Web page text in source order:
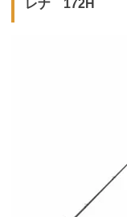
レナ 172H